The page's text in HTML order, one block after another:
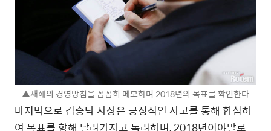
▲새해의 경영방침을 꼼꼼히 메모하며 2018년의 목표를 확인한다
마지막으로 김승탁 사장은 긍정적인 사고를 통해 합심하
여 목표를 향해 달려가자고 독려하며, 2018년이야말로